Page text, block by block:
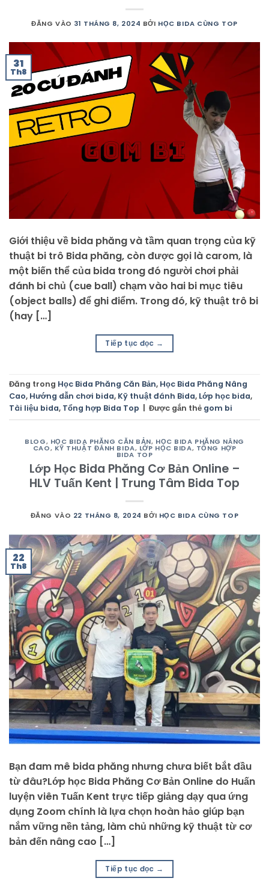
ĐĂNG VÀO 31 THÁNG 8, 2024 BỞI HỌC BIDA CÙNG TOP
31
Th8
Giới thiệu về bida phăng và tầm quan trọng của kỹ
thuật bi trô Bida phăng, còn được gọi là carom, là
một biến thể của bida trong đó người chơi phải
đánh bi chủ (cue ball) chạm vào hai bi mục tiêu
(object balls) để ghi điểm. Trong đó, kỹ thuật trô bi
(hay […]
Tiếp tục đọc →
Đăng trong Học Bida Phăng Căn Bản, Học Bida Phăng Nâng
Cao, Hướng dẫn chơi bida, Kỹ thuật đánh Bida, Lớp học bida,
Tài liệu bida, Tổng hợp Bida Top Được gắn thẻ gom bi
BLOG, HỌC BIDA PHĂNG CĂN BẢN, HỌC BIDA PHĂNG NÂNG
CAO, KỸ THUẬT ĐÁNH BIDA, LỚP HỌC BIDA, TỔNG HỢP
BIDA TOP
Lớp Học Bida Phăng Cơ Bản Online –
HLV Tuấn Kent | Trung Tâm Bida Top
ĐĂNG VÀO 22 THÁNG 8, 2024 BỞI HỌC BIDA CÙNG TOP
22
Th8
Bạn đam mê bida phăng nhưng chưa biết bắt đầu
từ đâu?Lớp học Bida Phăng Cơ Bản Online do Huấn
luyện viên Tuấn Kent trực tiếp giảng dạy qua ứng
dụng Zoom chính là lựa chọn hoàn hảo giúp bạn
nắm vững nền tảng, làm chủ những kỹ thuật từ cơ
bản đến nâng cao […]
Tiếp tục đọc →